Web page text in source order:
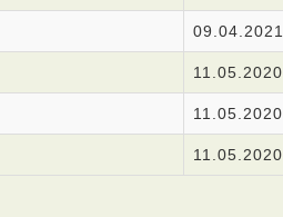
09.04.2021
11.05.2020
11.05.2020
11.05.2020